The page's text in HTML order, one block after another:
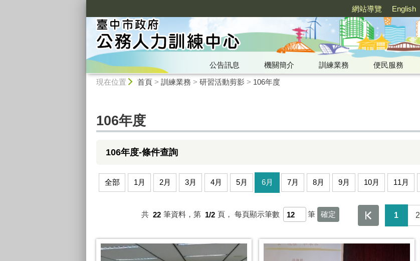
網站導覽 English
公告訊息 機關簡介 訓練業務 便民服務
現在位置 首頁> 訓練業務 > 研習活動剪影> 106年度
106年度
106年度-條件查詢
全部 1月 2月 3月 4月 5月 6月 7月 8月 9月 10月 11月
共 22 筆資料，第 1/2 頁， 每頁顯示筆數 筆 1 2